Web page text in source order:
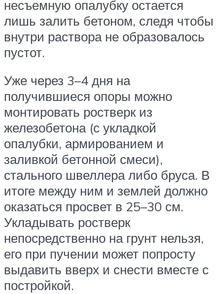
несъемную опалубку остается
лишь залить бетоном, следя чтобы
внутри раствора не образовалось
пустот.
Уже через 3–4 дня на
получившиеся опоры можно
монтировать ростверк из
железобетона (с укладкой
опалубки, армированием и
заливкой бетонной смеси),
стального швеллера либо бруса. В
итоге между ним и землей должно
оказаться просвет в 25–30 см.
Укладывать ростверк
непосредственно на грунт нельзя,
его при пучении может попросту
выдавить вверх и снести вместе с
постройкой.